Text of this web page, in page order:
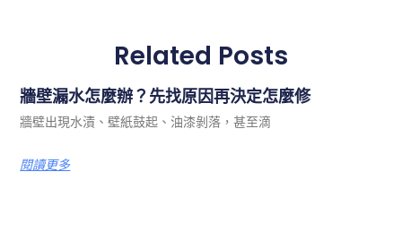
Related Posts
牆壁漏水怎麼辦？先找原因再決定怎麼修
牆壁出現水漬、壁紙鼓起、油漆剝落，甚至滴
閱讀更多